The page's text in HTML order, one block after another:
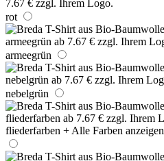
rot
armeegrün
nebelgrün
fliederfarben + Alle Farben anzeigen